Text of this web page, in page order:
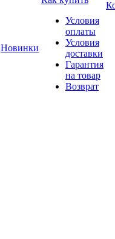
Новинки
Условия
оплаты
Условия
доставки
Гарантия
на товар
Возврат